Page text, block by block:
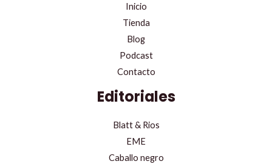
Inicio
Tienda
Blog
Podcast
Contacto
Editoriales
Blatt & Rios
EME
Caballo negro